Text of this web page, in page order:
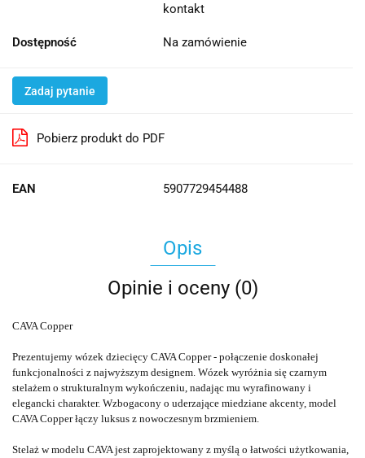
kontakt
Dostępność Na zamówienie
Zadaj pytanie
Pobierz produkt do PDF
EAN 5907729454488
Opis
Opinie i oceny (0)
CAVA Copper
Prezentujemy wózek dziecięcy CAVA Copper - połączenie doskonałej
funkcjonalności z najwyższym designem. Wózek wyróżnia się czarnym
stelażem o strukturalnym wykończeniu, nadając mu wyrafinowany i
elegancki charakter. Wzbogacony o uderzające miedziane akcenty, model
CAVA Copper łączy luksus z nowoczesnym brzmieniem.
Stelaż w modelu CAVA jest zaprojektowany z myślą o łatwości użytkowania,